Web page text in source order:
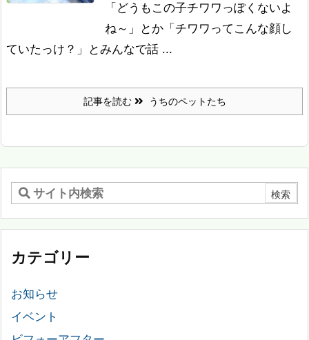
「どうもこの子チワワっぽくないよ
ね～」とか「チワワってこんな顔し
ていたっけ？」とみんなで話 ...
記事を読む うちのペットたち
カテゴリー
お知らせ
イベント